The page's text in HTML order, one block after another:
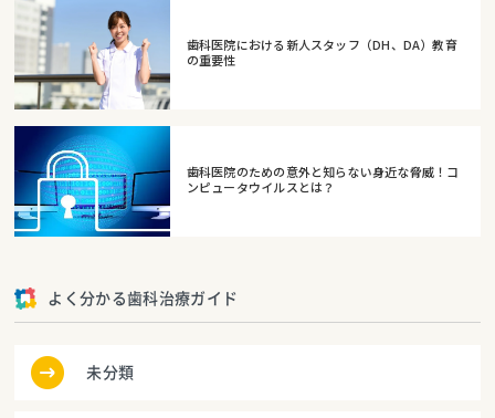
歯科医院における新人スタッフ（DH、DA）教育
の重要性
歯科医院のための意外と知らない身近な脅威！コ
ンピュータウイルスとは？
よく分かる歯科治療ガイド
未分類